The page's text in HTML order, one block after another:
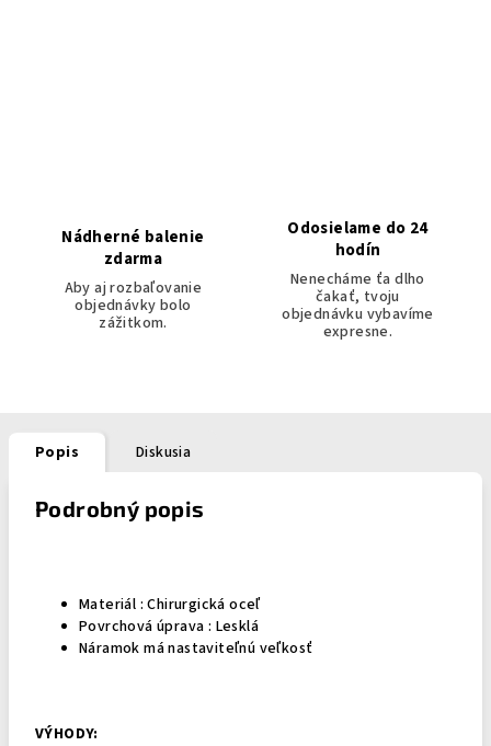
Nádherné balenie
zdarma
Aby aj rozbaľovanie
objednávky bolo
zážitkom.
Odosielame do 24
hodín
Nenecháme ťa dlho
čakať, tvoju
objednávku vybavíme
expresne.
Popis Diskusia
Podrobný popis
Materiál : Chirurgická oceľ
Povrchová úprava : Lesklá
Náramok má nastaviteľnú veľkosť
VÝHODY: